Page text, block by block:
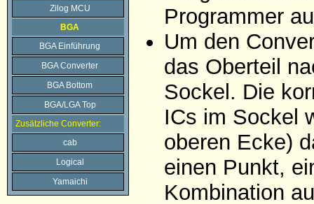
Zilog MCU
BGA
BGA Einführung
BGA Converter
BGA Bottom
BGA/LGA Top
Zusätzliche Converter:
cab
Logical
Yamaichi
Programmer
Um den
das Oberteil
Sockel. Die
ICs im Sockel
oberen Ecke)
einen Punkt,
Kombination